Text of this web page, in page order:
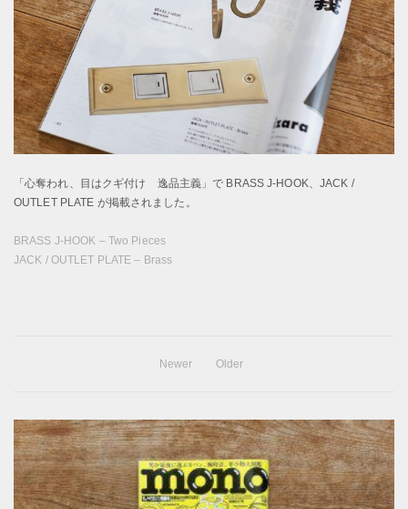
「心奪われ、目はクギ付け 逸品主義」で BRASS J-HOOK、JACK /
OUTLET PLATE が掲載されました。
BRASS J-HOOK – Two Pieces
JACK / OUTLET PLATE – Brass
Older
Newer